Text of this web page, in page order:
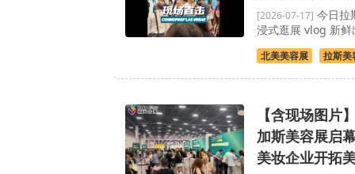
[2026-07-17] 今日拉
浸式逛展 vlog 新鲜
北美美容展 拉斯美
【含现场图片
加斯美容展启
美妆企业开拓